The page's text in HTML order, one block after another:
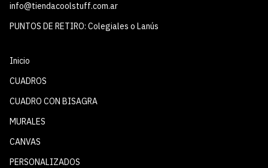
info@tiendacoolstuff.com.ar
PUNTOS DE RETIRO: Colegiales o Lanús
Inicio
CUADROS
CUADRO CON BISAGRA
MURALES
CANVAS
PERSONALIZADOS